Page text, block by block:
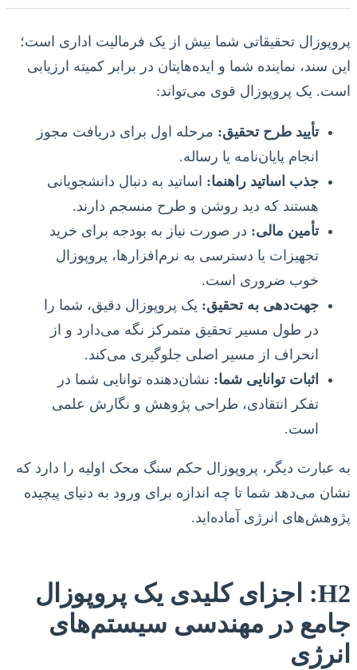
پروپوزال تحقیقاتی شما بیش از یک فرمالیت اداری است؛
این سند، نماینده شما و ایده‌هایتان در برابر کمیته ارزیابی
است. یک پروپوزال قوی می‌تواند:
تأیید طرح تحقیق: مرحله اول برای دریافت مجوز
انجام پایان‌نامه یا رساله.
جذب اساتید راهنما: اساتید به دنبال دانشجویانی
هستند که دید روشن و طرح منسجم دارند.
تأمین مالی: در صورت نیاز به بودجه برای خرید
تجهیزات یا دسترسی به نرم‌افزارها، پروپوزال
خوب ضروری است.
جهت‌دهی به تحقیق: یک پروپوزال دقیق، شما را
در طول مسیر تحقیق متمرکز نگه می‌دارد و از
انحراف از مسیر اصلی جلوگیری می‌کند.
اثبات توانایی شما: نشان‌دهنده توانایی شما در
تفکر انتقادی، طراحی پژوهش و نگارش علمی
است.
به عبارت دیگر، پروپوزال حکم سنگ محک اولیه را دارد که
نشان می‌دهد شما تا چه اندازه برای ورود به دنیای پیچیده
پژوهش‌های انرژی آماده‌اید.
H2: اجزای کلیدی یک پروپوزال
جامع در مهندسی سیستم‌های
انرژی